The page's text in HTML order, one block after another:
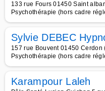
133 rue Fours 01450 Saint
Psychothérapie (hors cadre
Sylvie DEBEC
157 rue Bouvent 01450
Psychothérapie (hors cadre
Karampour Laleh